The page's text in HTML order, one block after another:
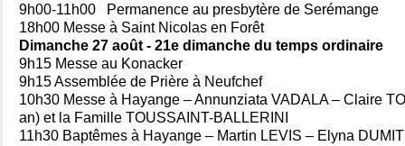
9h00-11h00 Permanence au presbytère de Serémange
18h00 Messe à Saint Nicolas en Forêt
Dimanche 27 août - 21e dimanche du temps ordinaire
9h15 Messe au Konacker
9h15 Assemblée de Prière à Neufchef
10h30 Messe à Hayange – Annunziata VADALA – Claire
an) et la Famille TOUSSAINT-BALLERINI
11h30 Baptêmes à Hayange – Martin LEVIS – Elyna